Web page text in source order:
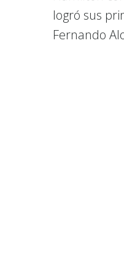
logró sus
Fernando